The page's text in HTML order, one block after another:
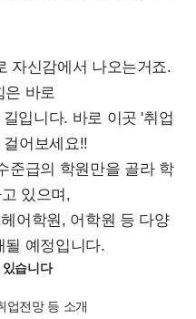
자신감에서 나오는거죠.
은 바로
입니다. 바로 이곳 '취업
어보세요!!
준급의 학원만을 골라 학
있으며,
어학원, 어학원 등 다양
될 예정입니다.
습니다
업전망 등 소개